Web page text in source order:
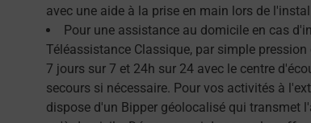
avec une aide à la prise en main lors de
Pour une assistance au domicile en cas
Téléassistance Classique, par simple
7 jours sur 7 et 24h sur 24 avec le centre
secours si nécessaire. Pour vos activités à
dispose d'un Bipper géolocalisé qui transmet